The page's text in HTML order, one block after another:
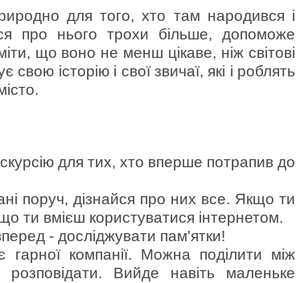
для того, хто там народився і
про нього трохи більше, допоможе
що воно не менш цікаве, ніж світові
історію і свої звичаї, які і роблять
для тих, хто вперше потрапив до
поруч, дізнайся про них все. Якщо ти
ти вмієш користуватися інтернетом.
- досліджувати пам'ятки!
гарної компанії. Можна поділити між
Вийде навіть маленьке